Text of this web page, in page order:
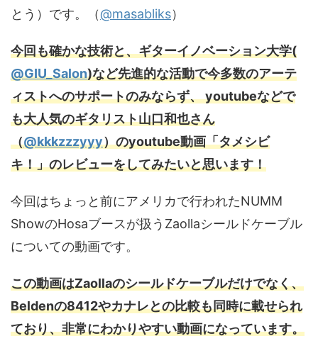
とう）です。（@masabliks）
今回も確かな技術と、ギターイノベーション大学(
@GIU_Salon)など先進的な活動で今多数のアーテ
ィストへのサポートのみならず、 youtubeなどで
も大人気のギタリスト山口和也さん
（@kkkzzzyyy）のyoutube動画「タメシビ
キ！」のレビューをしてみたいと思います！
今回はちょっと前にアメリカで行われたNUMM
ShowのHosaブースが扱うZaollaシールドケーブル
についての動画です。
この動画はZaollaのシールドケーブルだけでなく、
Beldenの8412やカナレとの比較も同時に載せられ
ており、非常にわかりやすい動画になっています。